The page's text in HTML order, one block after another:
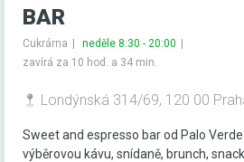
BAR
Cukrárna
neděle 8:30 - 20:00
zavírá za 10 hod. a 34 min.
Londýnská 314/69, 120 00
Sweet and espresso bar od Palo
výběrovou kávu, snídaně, brunch,